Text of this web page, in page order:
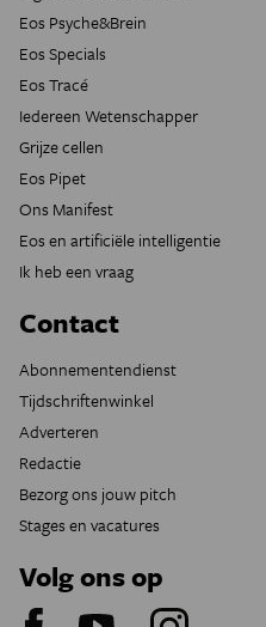
Eos Psyche&Brein
Eos Specials
Eos Tracé
Iedereen Wetenschapper
Grijze cellen
Eos Pipet
Ons Manifest
Eos en artificiële intelligentie
Ik heb een vraag
Contact
Abonnementendienst
Tijdschriftenwinkel
Adverteren
Redactie
Bezorg ons jouw pitch
Stages en vacatures
Volg ons op